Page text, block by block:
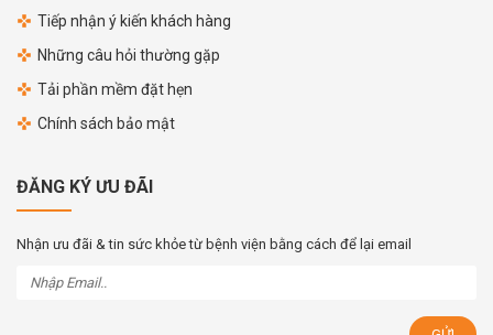
Tiếp nhận ý kiến khách hàng
Những câu hỏi thường gặp
Tải phần mềm đặt hẹn
Chính sách bảo mật
ĐĂNG KÝ ƯU ĐÃI
Nhận ưu đãi & tin sức khỏe từ bệnh viện bằng cách để lại email